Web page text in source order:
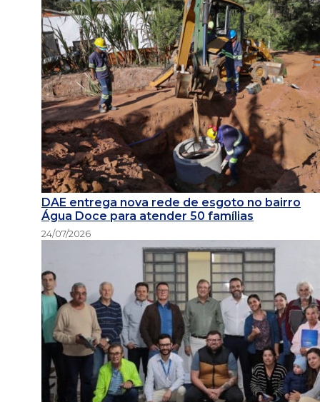
DAE entrega nova rede de esgoto no bairro
Água Doce para atender 50 famílias
24/07/2026